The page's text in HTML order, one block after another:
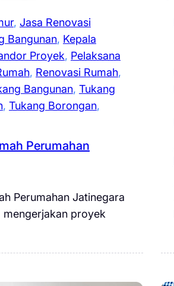
, Jasa Renovasi
Bangunan, Kepala
Proyek, Pelaksana
, Renovasi Rumah
Bangunan, Tukang
, Tukang Borongan
Perumahan
Perumahan Jatinegara
mengerjakan proyek